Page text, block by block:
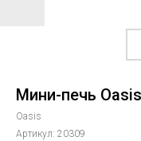
Мини-печь
Oasis
Артикул: 20309